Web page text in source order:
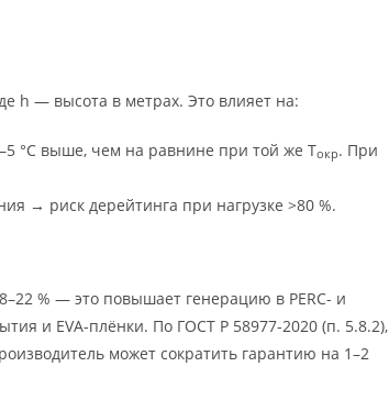
h — высота в метрах. Это влияет на:
°C выше, чем на равнине при той же Tокр. При
→ риск дерейтинга при нагрузке >80 %.
% — это повышает генерацию в PERC- и
и EVA-плёнки. По ГОСТ Р 58977-2020 (п. 5.8.2),
может сократить гарантию на 1–2